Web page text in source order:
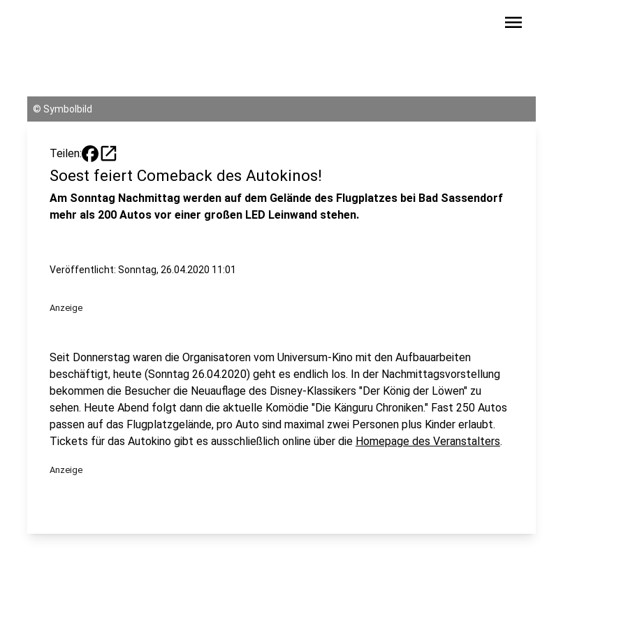
menu
© Symbolbild
Teilen: open_in_new
Soest feiert Comeback des Autokinos!
Am Sonntag Nachmittag werden auf dem Gelände des Flugplatzes bei Bad Sassendorf
mehr als 200 Autos vor einer großen LED Leinwand stehen.
Veröffentlicht: Sonntag, 26.04.2020 11:01
Anzeige
Seit Donnerstag waren die Organisatoren vom Universum-Kino mit den Aufbauarbeiten
beschäftigt, heute (Sonntag 26.04.2020) geht es endlich los. In der Nachmittagsvorstellung
bekommen die Besucher die Neuauflage des Disney-Klassikers "Der König der Löwen" zu
sehen. Heute Abend folgt dann die aktuelle Komödie "Die Känguru Chroniken." Fast 250 Autos
passen auf das Flugplatzgelände, pro Auto sind maximal zwei Personen plus Kinder erlaubt.
Tickets für das Autokino gibt es ausschließlich online über die Homepage des Veranstalters.
Anzeige